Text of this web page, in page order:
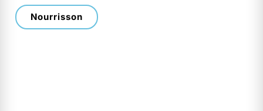
Nourrisson